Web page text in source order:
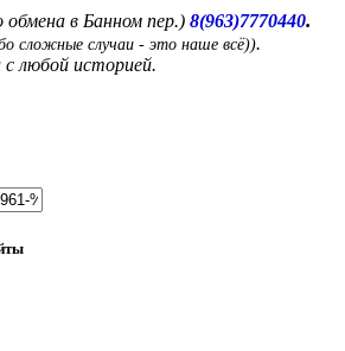
обмена в Банном пер.) 8(963)7770440.
сложные случаи - это наше всё)).
с любой историей.